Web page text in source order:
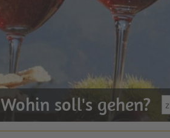
Wohin soll's gehen?